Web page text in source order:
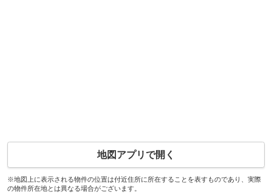
地図アプリで開く
※地図上に表示される物件の位置は付近住所に所在することを表すものであり、実際
の物件所在地とは異なる場合がございます。